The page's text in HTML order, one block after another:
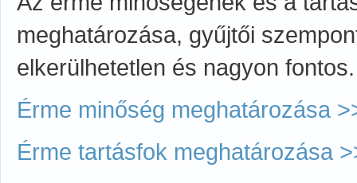
meghatározása, gyűjtői
elkerülhetetlen és nagyon fontos.
Érme minőség meghatározása
Érme tartásfok meghatározása